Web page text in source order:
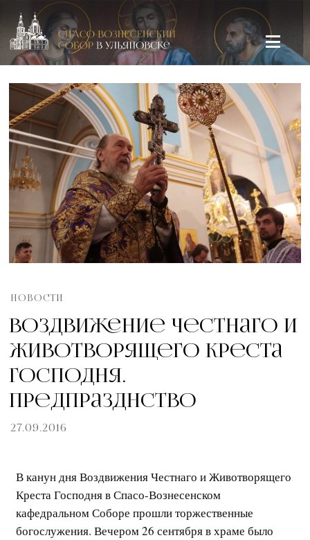
Спасо-Вознесенский кафедральный собор в Ульяновске
НОВОСТИ
Воздвижение Честнаго и
Животворящего Креста
Господня.
Предпразднство
27.09.2016
В канун дня Воздвижения Честнаго и Животворящего
Креста Господня в Спасо-Вознесенском
кафедральном Соборе прошли торжественные
богослужения. Вечером 26 сентября в храме было